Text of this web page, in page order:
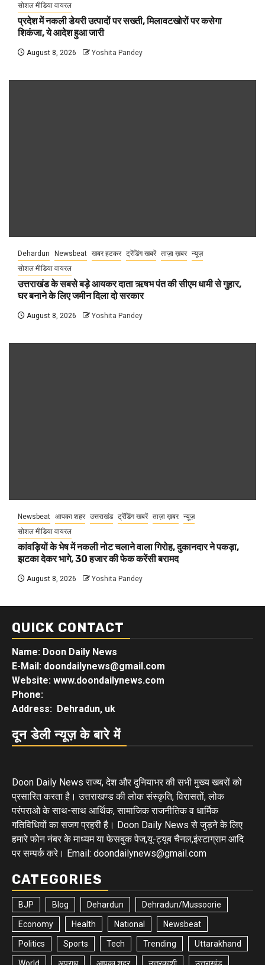
सोशल मीडिया वायरल
प्रदेश में नकली डेयरी उत्पादों पर सख्ती, मिलावटखोरों पर कसेगा
शिकंजा, ये आदेश हुआ जारी
August 8, 2026 Yoshita Pandey
Dehardun Newsbeat खबर हटकर ट्रेंडिंग खबरें ताज़ा ख़बर न्यूज़
सोशल मीडिया वायरल
उत्तराखंड के सबसे बड़े आयकर दाता ऋषभ पंत की सीएम धामी से गुहार,
घर बनाने के लिए जमीन दिला दो सरकार
August 8, 2026 Yoshita Pandey
Newsbeat आपका शहर उत्तराखंड ट्रेंडिंग खबरें ताज़ा ख़बर न्यूज़
सोशल मीडिया वायरल
कांवड़ियों के भेष में नकली नोट चलाने वाला गिरोह, दुकानदार ने पकड़ा,
झटका देकर भागे, 30 हजार की फेक करेंसी बरामद
August 8, 2026 Yoshita Pandey
QUICK CONTACT
Name: Doon Daily News
E-Mail: doondailynews@gmail.com
Website: www.doondailynews.com
Phone:
Address: Dehradun, uk
दून डेली न्यूज़ के बारे में
Doon Daily News राज्य, देश और दुनियाभर की सभी मुख्य खबरों को
प्रसारित करता है। उत्तराखण्ड की लोक संस्कृति, विरासतों, लोक
परंपराओ के साथ-साथ आर्थिक, सामाजिक राजनीतिक व धार्मिक
गतिविधियों का सजग प्रहरी है। Doon Daily News से जुड़ने के लिए
हमारे फोन नंबर के माध्यम या फेसबुक पेज,यू-ट्यूब चैनल,इंस्टाग्राम आदि
पर सम्पर्क करे। Email: doondailynews@gmail.com
CATEGORIES
BJP Blog Dehardun Dehradun/Mussoorie
Economy Health National Newsbeat
Politics Sports Tech Trending Uttarakhand